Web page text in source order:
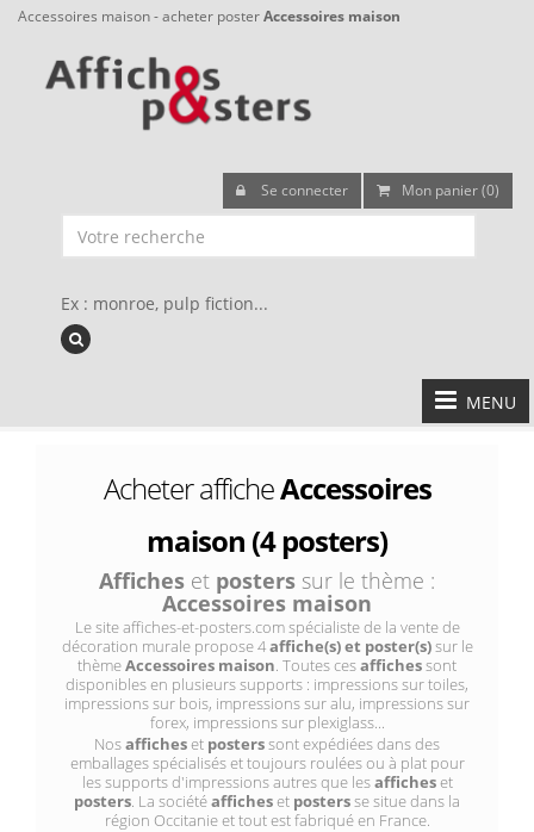
Accessoires maison - acheter posterAccessoires maison
Se connecter Mon panier (0)
Ex : monroe, pulp fiction...
MENU
Acheter afficheAccessoires
maison (4 posters)
Affiches et posters sur le thème :
Accessoires maison
Le site affiches-et-posters.com spécialiste de la vente de
décoration murale propose 4affiche(s) et poster(s)sur le
thèmeAccessoires maison. Toutes cesaffichessont
disponibles en plusieurs supports : impressions sur toiles,
impressions sur bois, impressions sur alu, impressions sur
forex, impressions sur plexiglass...
Nosafficheset posterssont expédiées dans des
emballages spécialisés et toujours roulées ou à plat pour
les supports d'impressions autres que lesafficheset
posters. La sociétéafficheset postersse situe dans la
région Occitanie et tout est fabriqué en France.